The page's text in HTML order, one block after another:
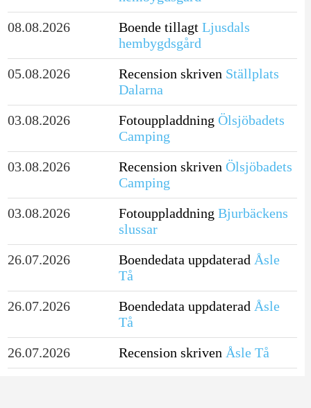
08.08.2026
Boende tillagt Ljusdals
hembygdsgård
05.08.2026
Recension skriven Ställplats
Dalarna
03.08.2026
Fotouppladdning Ölsjöbadets
Camping
03.08.2026
Recension skriven Ölsjöbadets
Camping
03.08.2026
Fotouppladdning Bjurbäckens
slussar
26.07.2026
Boendedata uppdaterad Åsle
Tå
26.07.2026
Boendedata uppdaterad Åsle
Tå
26.07.2026
Recension skriven Åsle Tå